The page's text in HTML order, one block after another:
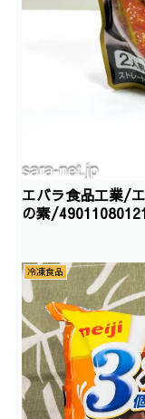
エバラ食品工業/
の素/
冷凍食品